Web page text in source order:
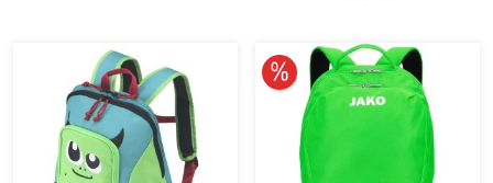
10% reduziert